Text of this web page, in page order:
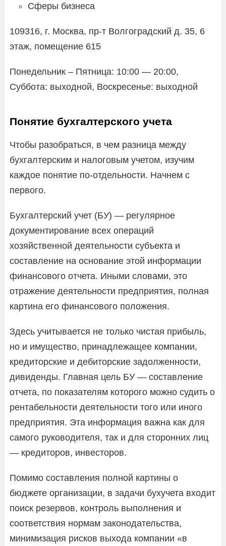
Сферы бизнеса
109316, г. Москва, пр-т Волгоградский д. 35, 6
этаж, помещение 615
Понедельник – Пятница: 10:00 — 20:00,
Суббота: выходной, Воскресенье: выходной
Понятие бухгалтерского учета
Чтобы разобраться, в чем разница между
бухгалтерским и налоговым учетом, изучим
каждое понятие по-отдельности. Начнем с
первого.
Бухгалтерский учет (БУ) — регулярное
документирование всех операций
хозяйственной деятельности субъекта и
составление на основание этой информации
финансового отчета. Иными словами, это
отражение деятельности предприятия, полная
картина его финансового положения.
Здесь учитывается не только чистая прибыль,
но и имущество, принадлежащее компании,
кредиторские и дебиторские задолженности,
дивиденды. Главная цель БУ — составление
отчета, по показателям которого можно судить о
рентабельности деятельности того или иного
предприятия. Эта информация важна как для
самого руководителя, так и для сторонних лиц
— кредиторов, инвесторов.
Помимо составления полной картины о
бюджете организации, в задачи бухучета входит
поиск резервов, контроль выполнения и
соответствия нормам законодательства,
минимизация рисков выхода компании «в